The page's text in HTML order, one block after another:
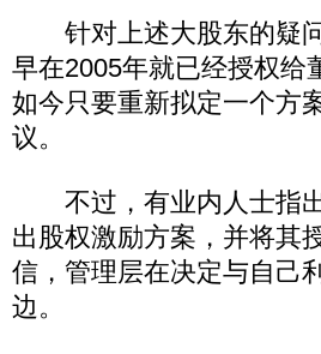
针对上述大股东的疑问
早在2005年就已经授权给
如今只要重新拟定一个方
议。
不过，有业内人士指出
出股权激励方案，并将其
信，管理层在决定与自己
边。